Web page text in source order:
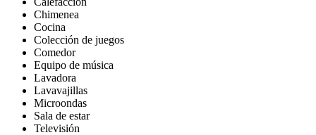
Chimenea
Cocina
Colección de juegos
Comedor
Equipo de música
Lavadora
Lavavajillas
Microondas
Sala de estar
Televisión